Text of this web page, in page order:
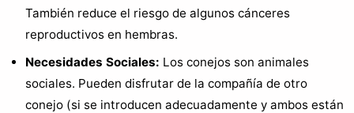
También reduce el riesgo de algunos cánceres
reproductivos en hembras.
Necesidades Sociales: Los conejos son animales
sociales. Pueden disfrutar de la compañía de otro
conejo (si se introducen adecuadamente y ambos están